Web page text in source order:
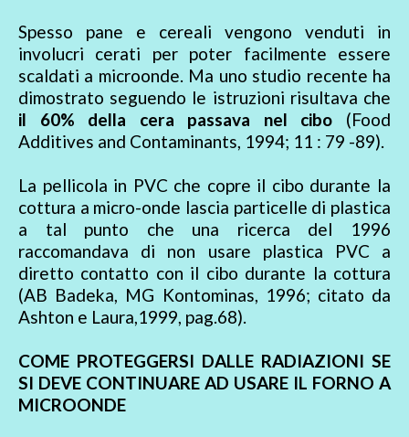
Spesso pane e cereali vengono venduti in
involucri cerati per poter facilmente essere
scaldati a microonde. Ma uno studio recente ha
dimostrato seguendo le istruzioni risultava che
il 60% della cera passava nel cibo (Food
Additives and Contaminants, 1994; 11 : 79 -89).
La pellicola in PVC che copre il cibo durante la
cottura a micro-onde lascia particelle di plastica
a tal punto che una ricerca del 1996
raccomandava di non usare plastica PVC a
diretto contatto con il cibo durante la cottura
(AB Badeka, MG Kontominas, 1996; citato da
Ashton e Laura,1999, pag.68).
COME PROTEGGERSI DALLE RADIAZIONI SE
SI DEVE CONTINUARE AD USARE IL FORNO A
MICROONDE